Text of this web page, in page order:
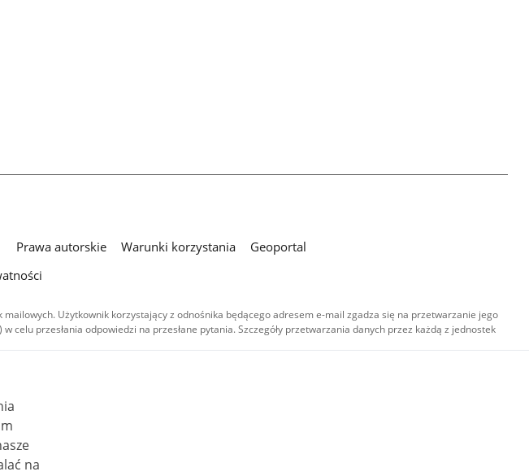
Prawa autorskie Warunki korzystania
Geoportal
Użytkownik korzystający z odnośnika będącego adresem e-mail zgadza się na przetwarzanie jego
przesłania odpowiedzi na przesłane pytania. Szczegóły przetwarzania danych przez każdą z jednostek
audiowizualnych), są
- na tych samych
zdjęcia, materiały audio i wideo,
autorstwa użycie niekomercyjne -
to stwierdzone inaczej.